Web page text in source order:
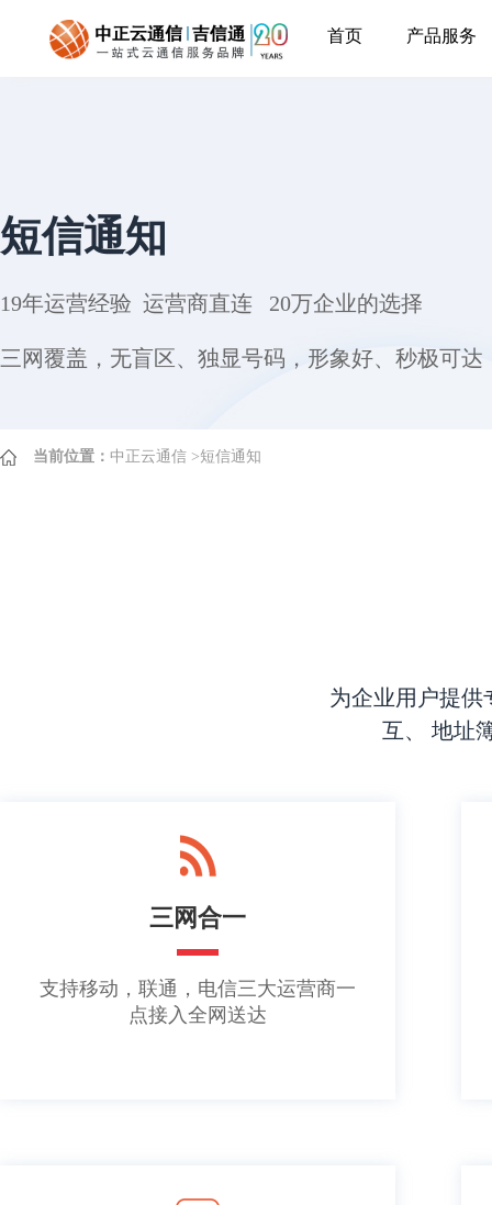
首页 产品服务
短信通知
19年运营经验 运营商直连 20万企业的选择
三网覆盖，无盲区、独显号码，形象好、秒极可达
当前位置： 中正云通信 >短信通知
为企业用户提供
互、 地址
三网合一
支持移动，联通，电信三大运营商一
点接入全网送达